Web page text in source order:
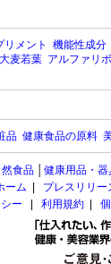
リメント 機能性成分
大麦若葉 アルファリ
品 健康食品の原料
然食品 健康用品・器
ーム
プレスリリー
ー
利用規約